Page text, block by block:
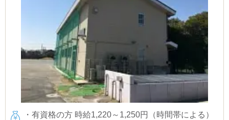
・有資格の方 時給1,220～1,250円（時間帯による）